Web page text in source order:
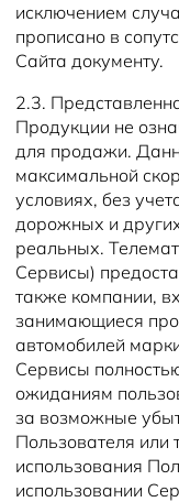
исключением
прописано в
Сайта документу.
2.3.
Продукции не
для продажи.
максимальной
условиях, без
дорожных и
реальных.
Сервисы)
также компании,
занимающиеся
автомобилей
Сервисы
ожиданиям
за возможные
Пользователя или
использования
использовании